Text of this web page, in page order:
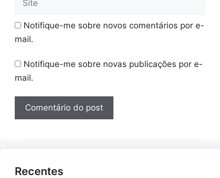
Notifique-me sobre novos comentários por e-
mail.
Notifique-me sobre novas publicações por e-
mail.
Recentes